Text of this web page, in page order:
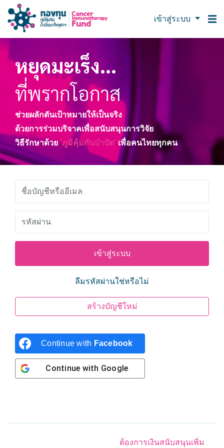
เข้าสู่ระบบ
หยุดมะเร็ง...
ที่พรากโอกาส
ช่วยผลักดันเป้าหมายให้เป็นจริง
ด้วยการร่วมบริจาคเพื่อสนับสนุนการวิจัย
วิธีรักษาด้วย‘ภูมิคุ้มกันบำบัด’ เพื่อคนไทยทุกคน
ลืมรหัสผ่านใช่หรือไม่
สร้างบัญชีใหม่
Continue with Facebook
Continue with Google
ต้องการเงินสนับสนุนเพิ่ม